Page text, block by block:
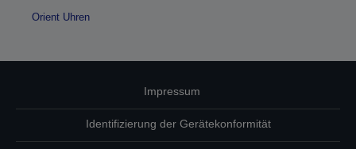
Orient Uhren
Impressum
Identifizierung der Gerätekonformität